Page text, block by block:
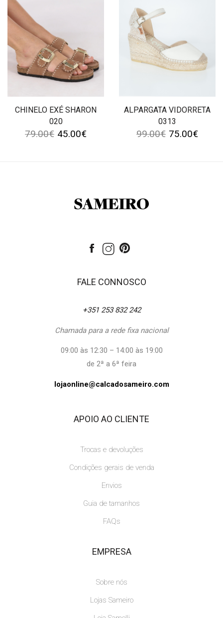
CHINELO EXÉ SHARON
020
79.00€ 45.00€
ALPARGATA VIDORRETA
0313
99.00€ 75.00€
FALE CONNOSCO
+351 253 832 242
Chamada para a rede fixa nacional
09:00 às 12:30 – 14:00 às 19:00
de 2ª a 6ª feira
lojaonline@calcadosameiro.com
APOIO AO CLIENTE
Trocas e devoluções
Condições gerais de venda
Envios
Guia de tamanhos
FAQs
EMPRESA
Sobre nós
Lojas Sameiro